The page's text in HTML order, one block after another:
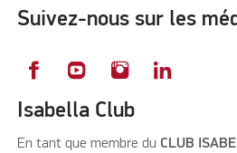
Suivez-nous sur les
Isabella Club
En tant que membre du CLUB